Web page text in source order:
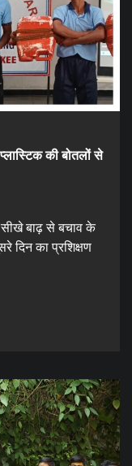
की बोतलों से
सीखे बाढ़ से बचाव के
दिन का प्रशिक्षण